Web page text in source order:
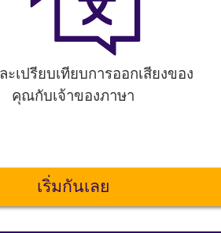
เปรียบเทียบการออกเสียงของ
คุณกับเจ้าของภาษา
เริ่มกันเลย